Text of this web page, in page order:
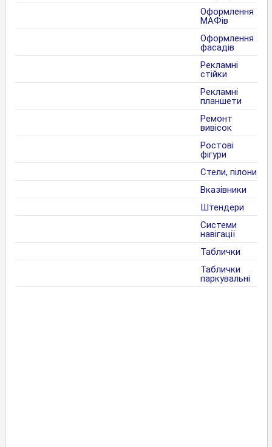
Оформлення
МАФів
Оформлення
фасадів
Рекламні
стійки
Рекламні
планшети
Ремонт
вивісок
Ростові
фігури
Стели, пілони
Вказівники
Штендери
Системи
навігації
Таблички
Таблички
паркувальні